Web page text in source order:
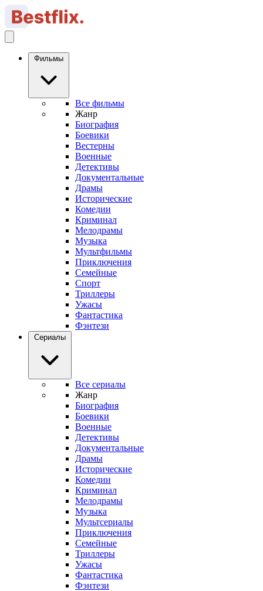
Фильмы
Все фильмы
Жанр
Биография
Боевики
Вестерны
Военные
Детективы
Документальные
Драмы
Исторические
Комедии
Криминал
Мелодрамы
Музыка
Мультфильмы
Приключения
Семейные
Спорт
Триллеры
Ужасы
Фантастика
Фэнтези
Сериалы
Все сериалы
Жанр
Биография
Боевики
Военные
Детективы
Документальные
Драмы
Исторические
Комедии
Криминал
Мелодрамы
Музыка
Мультсериалы
Приключения
Семейные
Триллеры
Ужасы
Фантастика
Фэнтези